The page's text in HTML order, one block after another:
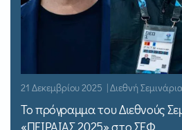
21 Δεκεμβρίου 2025 | Διεθνή Σεμινάρια
Το πρόγραμμα του Διεθνούς
«ΠΕΙΡΑΙΑΣ 2025» στο ΣΕΦ